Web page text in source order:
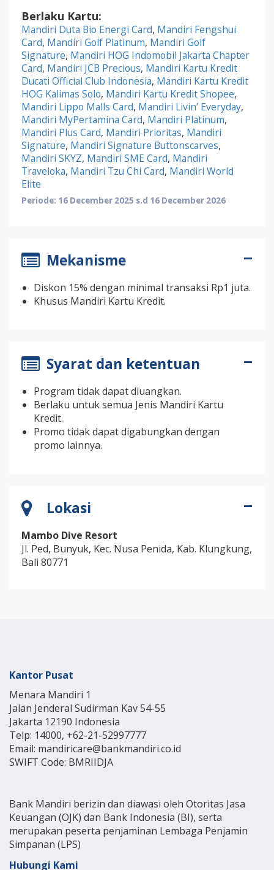
Berlaku Kartu:
Mandiri Duta Bio Energi Card, Mandiri Fengshui
Card, Mandiri Golf Platinum, Mandiri Golf
Signature, Mandiri HOG Indomobil Jakarta Chapter
Card, Mandiri JCB Precious, Mandiri Kartu Kredit
Ducati Official Club Indonesia, Mandiri Kartu Kredit
HOG Kalimas Solo, Mandiri Kartu Kredit Shopee,
Mandiri Lippo Malls Card, Mandiri Livin’ Everyday,
Mandiri MyPertamina Card, Mandiri Platinum,
Mandiri Plus Card, Mandiri Prioritas, Mandiri
Signature, Mandiri Signature Buttonscarves,
Mandiri SKYZ, Mandiri SME Card, Mandiri
Traveloka, Mandiri Tzu Chi Card, Mandiri World
Elite
Periode: 16 December 2025 s.d 16 December 2026
Mekanisme
Diskon 15% dengan minimal transaksi Rp1 juta.
Khusus Mandiri Kartu Kredit.
Syarat dan ketentuan
Program tidak dapat diuangkan.
Berlaku untuk semua Jenis Mandiri Kartu
Kredit.
Promo tidak dapat digabungkan dengan
promo lainnya.
Lokasi
Mambo Dive Resort
Jl. Ped, Bunyuk, Kec. Nusa Penida, Kab. Klungkung,
Bali 80771
Kantor Pusat
Menara Mandiri 1
Jalan Jenderal Sudirman Kav 54-55
Jakarta 12190 Indonesia
Telp: 14000, +62-21-52997777
Email: mandiricare@bankmandiri.co.id
SWIFT Code: BMRIIDJA
Bank Mandiri berizin dan diawasi oleh Otoritas Jasa
Keuangan (OJK) dan Bank Indonesia (BI), serta
merupakan peserta penjaminan Lembaga Penjamin
Simpanan (LPS)
Hubungi Kami